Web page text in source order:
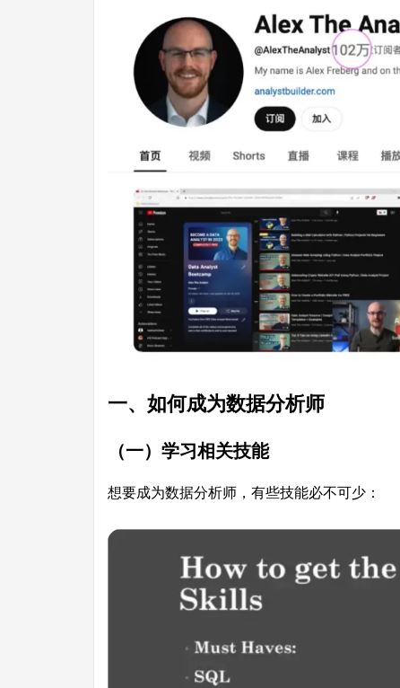
一、如何成为数据分析师
（一）学习相关技能
想要成为数据分析师，有些技能必不可少：